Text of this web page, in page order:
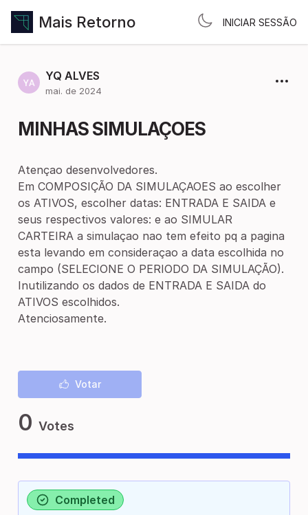
Mais Retorno INICIAR SESSÃO
YQ ALVES
mai. de 2024
MINHAS SIMULAÇOES
Atençao desenvolvedores.
Em COMPOSIÇÃO DA SIMULAÇAOES ao escolher
os ATIVOS, escolher datas: ENTRADA E SAIDA e
seus respectivos valores: e ao SIMULAR
CARTEIRA a simulaçao nao tem efeito pq a pagina
esta levando em consideraçao a data escolhida no
campo (SELECIONE O PERIODO DA SIMULAÇÃO).
Inutilizando os dados de ENTRADA E SAIDA do
ATIVOS escolhidos.
Atenciosamente.
Votar
0 Votes
Completed